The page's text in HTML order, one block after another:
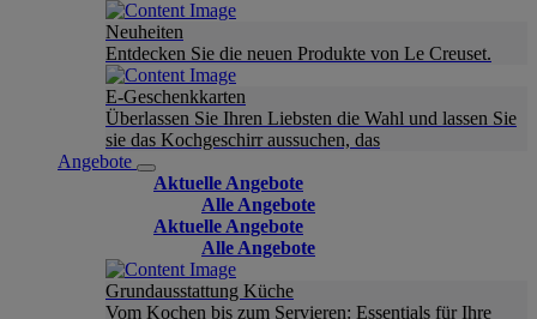
Neuheiten
Entdecken Sie die neuen Produkte von Le Creuset.
E-Geschenkkarten
Überlassen Sie Ihren Liebsten die Wahl und lassen Sie
sie das Kochgeschirr aussuchen, das
Angebote
Aktuelle Angebote
Alle Angebote
Aktuelle Angebote
Alle Angebote
Grundausstattung Küche
Vom Kochen bis zum Servieren: Essentials für Ihre